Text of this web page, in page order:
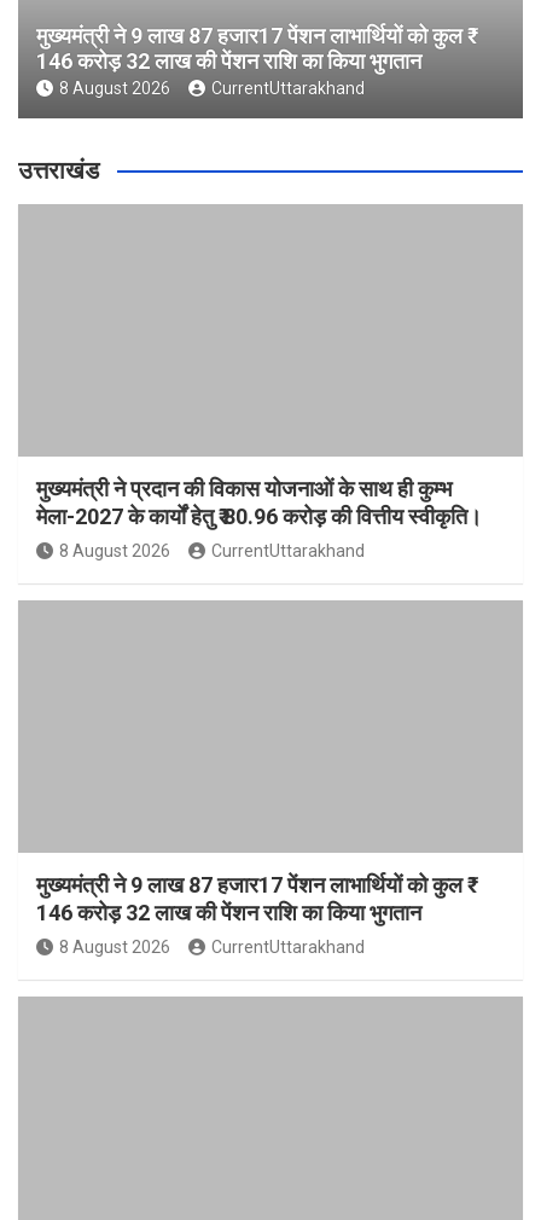
मुख्यमंत्री ने 9 लाख 87 हजार17 पेंशन लाभार्थियों को कुल ₹
146 करोड़ 32 लाख की पेंशन राशि का किया भुगतान
8 August 2026 CurrentUttarakhand
उत्तराखंड
मुख्यमंत्री ने प्रदान की विकास योजनाओं के साथ ही कुम्भ
मेला-2027 के कार्यों हेतु ₹ 80.96 करोड़ की वित्तीय स्वीकृति।
8 August 2026 CurrentUttarakhand
मुख्यमंत्री ने 9 लाख 87 हजार17 पेंशन लाभार्थियों को कुल ₹
146 करोड़ 32 लाख की पेंशन राशि का किया भुगतान
8 August 2026 CurrentUttarakhand